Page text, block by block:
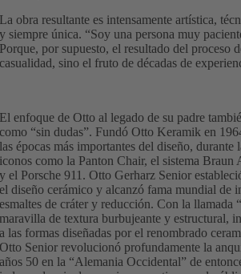
La obra resultante es intensamente artística,
y siempre única. “Soy una persona muy
Porque, por supuesto, el resultado del proceso
casualidad, sino el fruto de décadas de
El enfoque de Otto al legado de su padre
como “sin dudas”. Fundó Otto Keramik en
las épocas más importantes del diseño, durante
iconos como la Panton Chair, el sistema Braun
y el Porsche 911. Otto Gerharz Senior
el diseño cerámico y alcanzó fama mundial de
esmaltes de cráter y reducción. Con la llamada
maravilla de textura burbujeante y estructural,
a las formas diseñadas por el renombrado
Otto Senior revolucionó profundamente la
años 50 en la “Alemania Occidental” de